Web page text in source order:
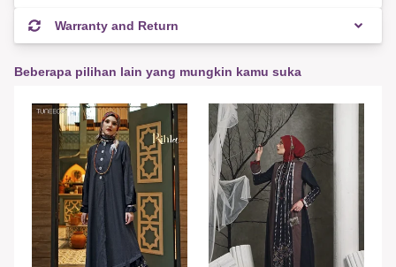
Warranty and Return
Beberapa pilihan lain yang mungkin kamu suka